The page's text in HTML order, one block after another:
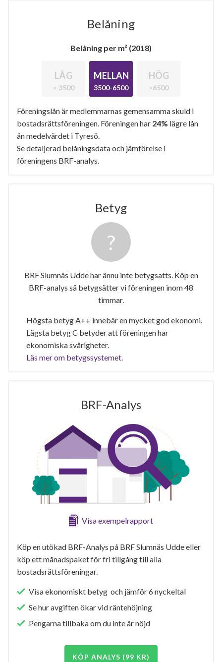
Belåning
Belåning per m² (2018)
LÅG
< 3500
MELLAN
3500-6500
HÖG
>6500
Föreningslån är medlemmarnas gemensamma skuld i
bostadsrättsföreningen. Föreningen har 24% lägre lån
än medelvärdet i Tyresö.
Se detaljerad belåningsdata och jämförelse i
föreningens BRF-analys.
Betyg
BRF Slumnäs Udde har ännu inte betygsatts. Köp en
BRF-analys så betygsätter vi föreningen inom 48
timmar.
Högsta betyg A++ innebär en mycket god ekonomi.
Lägsta betyg C betyder att föreningen har
ekonomiska svårigheter.
Läs mer om betygssystemet.
BRF-Analys
Visa exempelrapport
Köp en utökad BRF-Analys på BRF Slumnäs Udde eller
köp ett månadspaket för fri tillgång till alla
bostadsrättsföreningar.
Visa ekonomiskt betyg och jämför 6 nyckeltal
Se hur avgiften ökar vid räntehöjning
Pengarna tillbaka om du inte är nöjd
KÖP ANALYS (99 KR)